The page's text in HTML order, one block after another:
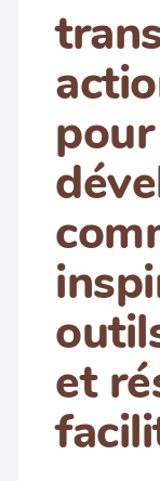
pour
et